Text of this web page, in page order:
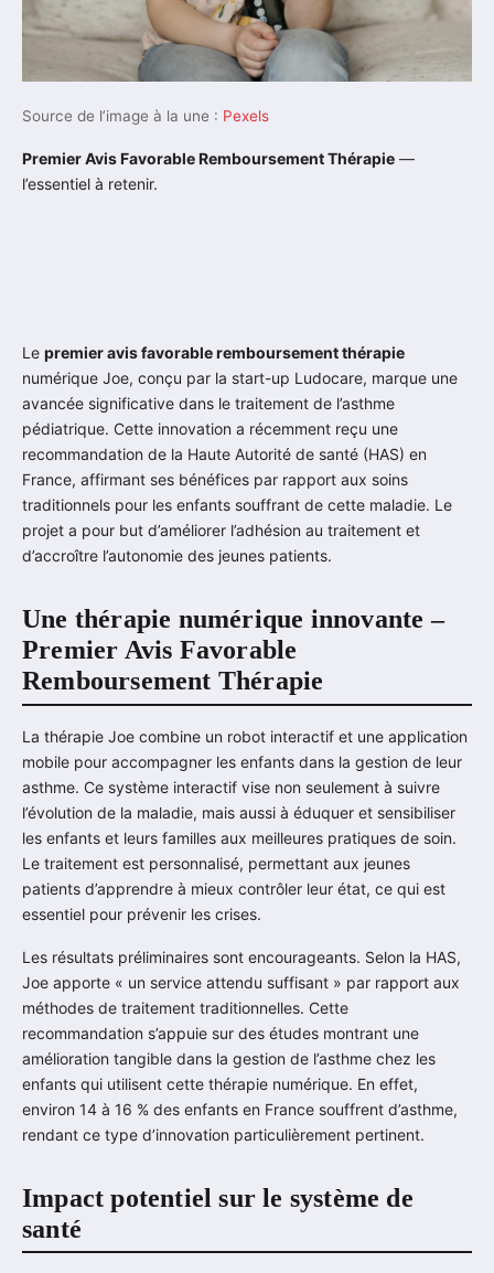
Source de l’image à la une : Pexels
Premier Avis Favorable Remboursement Thérapie —
l’essentiel à retenir.
Le premier avis favorable remboursement thérapie
numérique Joe, conçu par la start-up Ludocare, marque une
avancée significative dans le traitement de l’asthme
pédiatrique. Cette innovation a récemment reçu une
recommandation de la Haute Autorité de santé (HAS) en
France, affirmant ses bénéfices par rapport aux soins
traditionnels pour les enfants souffrant de cette maladie. Le
projet a pour but d’améliorer l’adhésion au traitement et
d’accroître l’autonomie des jeunes patients.
Une thérapie numérique innovante –
Premier Avis Favorable
Remboursement Thérapie
La thérapie Joe combine un robot interactif et une application
mobile pour accompagner les enfants dans la gestion de leur
asthme. Ce système interactif vise non seulement à suivre
l’évolution de la maladie, mais aussi à éduquer et sensibiliser
les enfants et leurs familles aux meilleures pratiques de soin.
Le traitement est personnalisé, permettant aux jeunes
patients d’apprendre à mieux contrôler leur état, ce qui est
essentiel pour prévenir les crises.
Les résultats préliminaires sont encourageants. Selon la HAS,
Joe apporte « un service attendu suffisant » par rapport aux
méthodes de traitement traditionnelles. Cette
recommandation s’appuie sur des études montrant une
amélioration tangible dans la gestion de l’asthme chez les
enfants qui utilisent cette thérapie numérique. En effet,
environ 14 à 16 % des enfants en France souffrent d’asthme,
rendant ce type d’innovation particulièrement pertinent.
Impact potentiel sur le système de
santé